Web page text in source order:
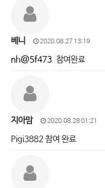
베니 2020.08.27 13:19
nh@5f473참여완료
지아맘 2020.08.28 01:21
Pigi3882 참여 완료